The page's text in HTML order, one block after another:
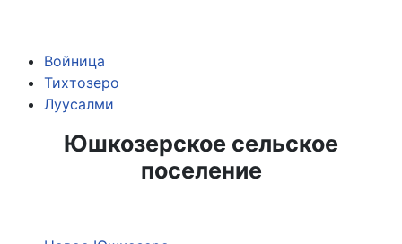
Войница
Тихтозеро
Луусалми
Юшкозерское сельское
поселение